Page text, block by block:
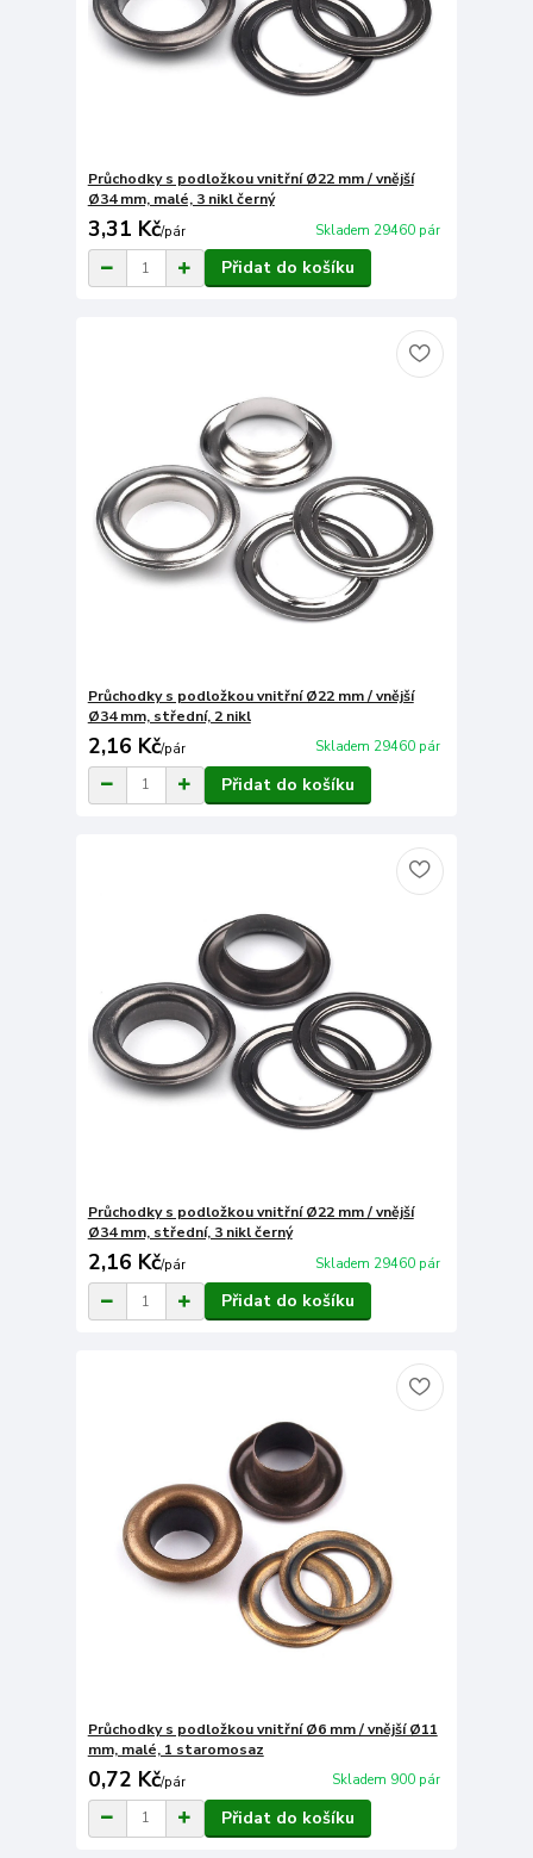
Průchodky s podložkou vnitřní Ø22 mm / vnější
Ø34 mm, malé, 3 nikl černý
3,31 Kč/pár Skladem 29460 pár
Přidat do košíku
Průchodky s podložkou vnitřní Ø22 mm / vnější
Ø34 mm, střední, 2 nikl
2,16 Kč/pár Skladem 29460 pár
Přidat do košíku
Průchodky s podložkou vnitřní Ø22 mm / vnější
Ø34 mm, střední, 3 nikl černý
2,16 Kč/pár Skladem 29460 pár
Přidat do košíku
Průchodky s podložkou vnitřní Ø6 mm / vnější Ø11
mm, malé, 1 staromosaz
0,72 Kč/pár Skladem 900 pár
Přidat do košíku